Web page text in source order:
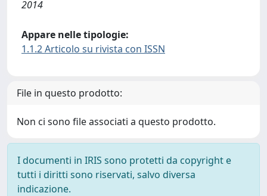
2014
Appare nelle tipologie:
1.1.2 Articolo su rivista con ISSN
File in questo prodotto:
Non ci sono file associati a questo prodotto.
I documenti in IRIS sono protetti da copyright e
tutti i diritti sono riservati, salvo diversa
indicazione.